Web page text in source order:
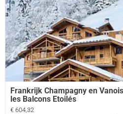
Frankrijk Champagny en
les Balcons Etoilés
€ 604,32